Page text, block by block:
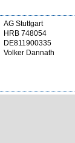
AG Stuttgart
HRB 748054
DE811900335
Volker Dannath